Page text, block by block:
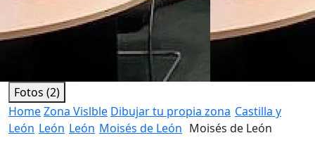
Fotos (2)
HomeZona Vislble Dibujar tu propia zona Castilla y
León León León Moisés de León Moisés de León